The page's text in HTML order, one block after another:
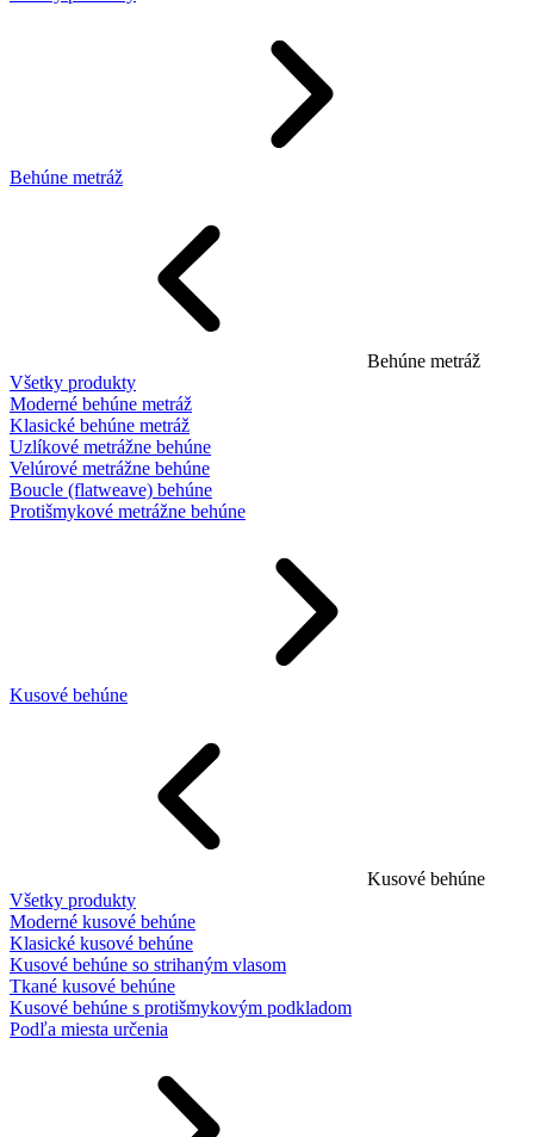
Behúne metráž
Behúne metráž
Všetky produkty
Moderné behúne metráž
Klasické behúne metráž
Uzlíkové metrážne behúne
Velúrové metrážne behúne
Boucle (flatweave) behúne
Protišmykové metrážne behúne
Kusové behúne
Kusové behúne
Všetky produkty
Moderné kusové behúne
Klasické kusové behúne
Kusové behúne so strihaným vlasom
Tkané kusové behúne
Kusové behúne s protišmykovým podkladom
Podľa miesta určenia